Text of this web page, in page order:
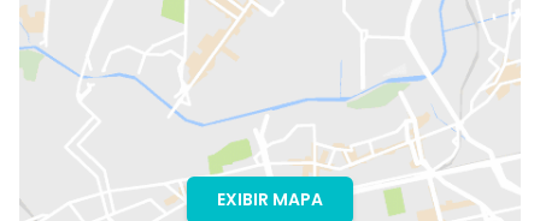
EXIBIR MAPA